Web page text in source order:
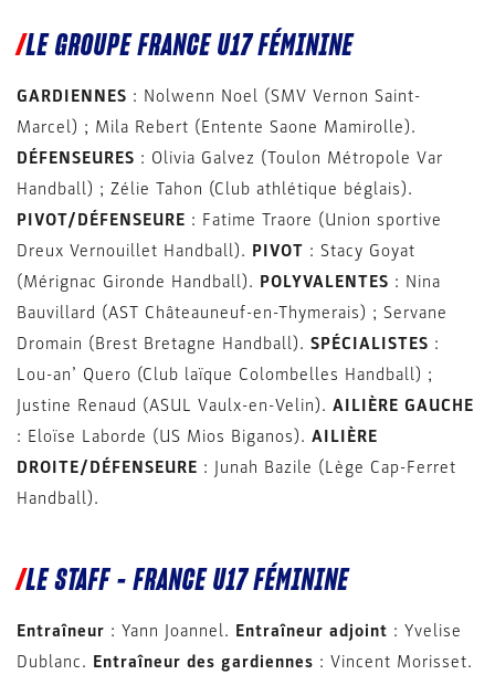
LE GROUPE FRANCE U17 FÉMININE
GARDIENNES : Nolwenn Noel (SMV Vernon Saint-
Marcel) ; Mila Rebert (Entente Saone Mamirolle).
DÉFENSEURES : Olivia Galvez (Toulon Métropole Var
Handball) ; Zélie Tahon (Club athlétique béglais).
PIVOT/DÉFENSEURE : Fatime Traore (Union sportive
Dreux Vernouillet Handball). PIVOT : Stacy Goyat
(Mérignac Gironde Handball). POLYVALENTES : Nina
Bauvillard (AST Châteauneuf-en-Thymerais) ; Servane
Dromain (Brest Bretagne Handball). SPÉCIALISTES :
Lou-an’ Quero (Club laïque Colombelles Handball) ;
Justine Renaud (ASUL Vaulx-en-Velin). AILIÈRE GAUCHE
: Eloïse Laborde (US Mios Biganos). AILIÈRE
DROITE/DÉFENSEURE : Junah Bazile (Lège Cap-Ferret
Handball).
LE STAFF – FRANCE U17 FÉMININE
Entraîneur : Yann Joannel. Entraîneur adjoint : Yvelise
Dublanc. Entraîneur des gardiennes : Vincent Morisset.